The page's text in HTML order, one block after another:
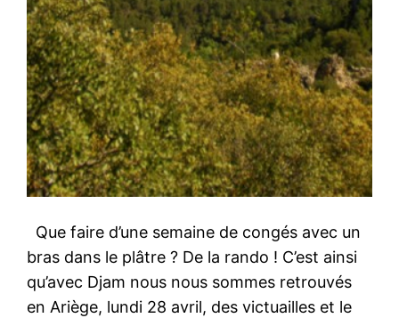
Que faire d’une semaine de congés avec un
bras dans le plâtre ? De la rando ! C’est ainsi
qu’avec Djam nous nous sommes retrouvés
en Ariège, lundi 28 avril, des victuailles et le